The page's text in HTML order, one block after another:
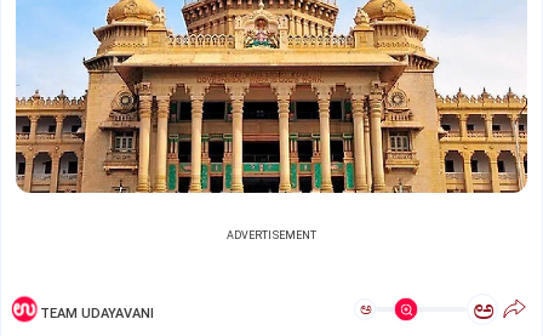
ADVERTISEMENT
TEAM UDAYAVANI ಅ ಅ